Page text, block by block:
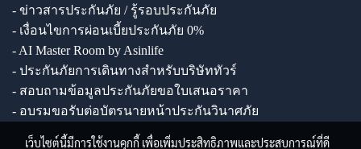
- ข่าวสารประกันภัย / รู้รอบประกันภัย
- เงื่อนไขการผ่อนเบี้ยประกันภัย 0%
- AI Master Room by Asinlife
- ประกันภัยการเดินทางสำหรับบริษัททัวร์
- สอบถามข้อมูลประกันภัยขอใบเสนอราคา
- อบรมขอรับต่อบัตรนายหน้าประกันวินาศภัย
เว็บไซต์นี้มีการใช้งานคุกกี้ เพื่อเพิ่มประสิทธิภาพและประสบการณ์ที่ดี